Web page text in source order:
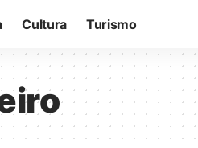
Cultura Turismo